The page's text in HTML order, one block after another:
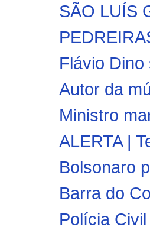
SÃO LUÍS
Flávio
Autor da
Ministro
ALERTA |
Bolsonaro
Barra do
Polícia